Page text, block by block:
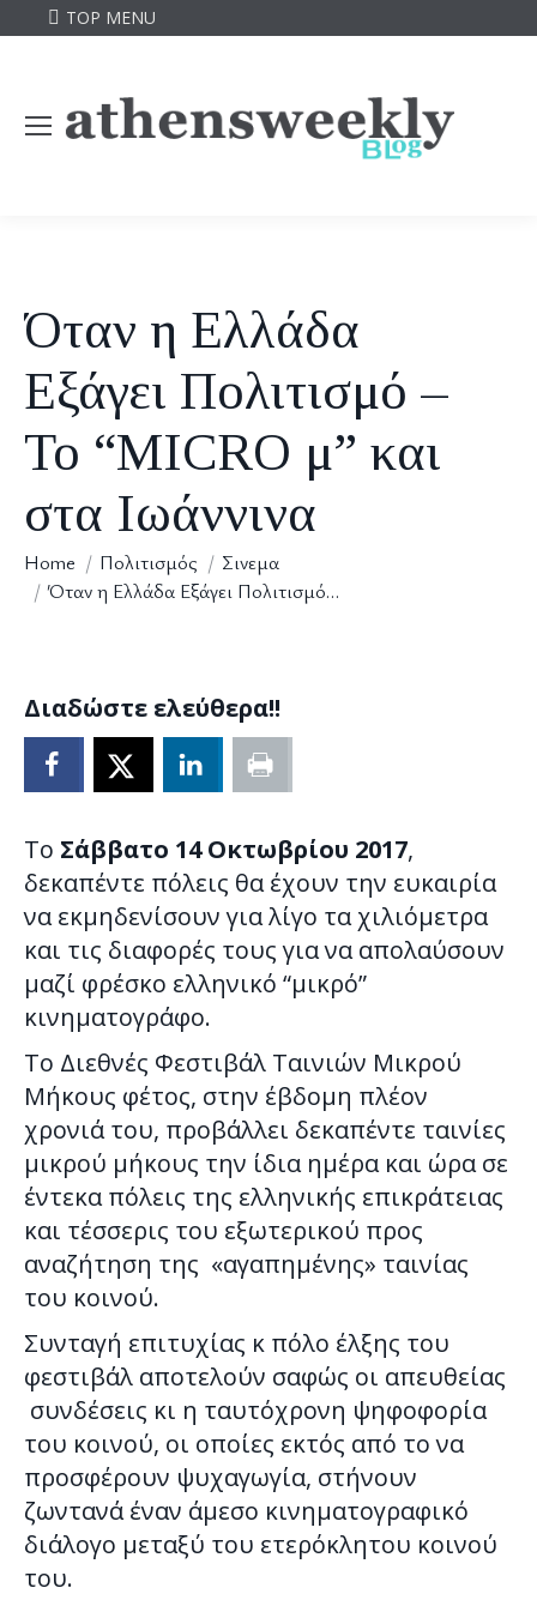
TOP MENU
Όταν η Ελλάδα
Εξάγει Πολιτισμό –
Το “MICRO μ” και
στα Ιωάννινα
You are here:
Home Πολιτισμός
Σινεμα
Όταν η Ελλάδα Εξάγει Πολιτισμό…
Διαδώστε ελεύθερα!!
Το Σάββατο 14 Οκτωβρίου 2017,
δεκαπέντε πόλεις θα έχουν την ευκαιρία
να εκμηδενίσουν για λίγο τα χιλιόμετρα
και τις διαφορές τους για να απολαύσουν
μαζί φρέσκο ελληνικό “μικρό”
κινηματογράφο.
Το Διεθνές Φεστιβάλ Ταινιών Μικρού
Μήκους φέτος, στην έβδομη πλέον
χρονιά του, προβάλλει δεκαπέντε ταινίες
μικρού μήκους την ίδια ημέρα και ώρα σε
έντεκα πόλεις της ελληνικής επικράτειας
και τέσσερις του εξωτερικού προς
αναζήτηση της «αγαπημένης» ταινίας
του κοινού.
Συνταγή επιτυχίας κ πόλο έλξης του
φεστιβάλ αποτελούν σαφώς οι απευθείας
συνδέσεις κι η ταυτόχρονη ψηφοφορία
του κοινού, οι οποίες εκτός από το να
προσφέρουν ψυχαγωγία, στήνουν
ζωντανά έναν άμεσο κινηματογραφικό
διάλογο μεταξύ του ετερόκλητου κοινού
του.